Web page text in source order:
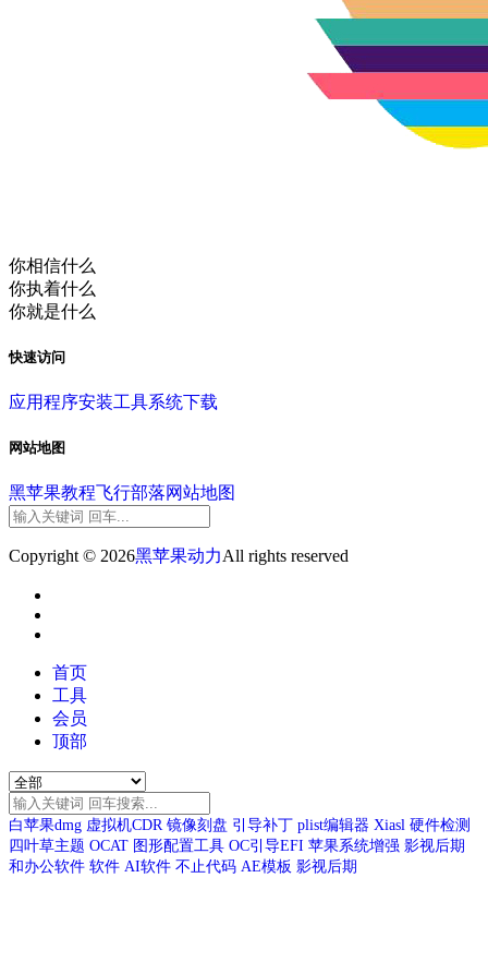
你相信什么
你执着什么
你就是什么
快速访问
应用程序安装工具系统下载
网站地图
黑苹果教程飞行部落网站地图
Copyright © 2026黑苹果动力All rights reserved
首页
工具
会员
顶部
白苹果dmg 虚拟机CDR 镜像刻盘 引导补丁 plist编辑器 Xiasl 硬件检测
四叶草主题 OCAT 图形配置工具 OC引导EFI 苹果系统增强 影视后期
和办公软件 软件 AI软件 不止代码 AE模板 影视后期